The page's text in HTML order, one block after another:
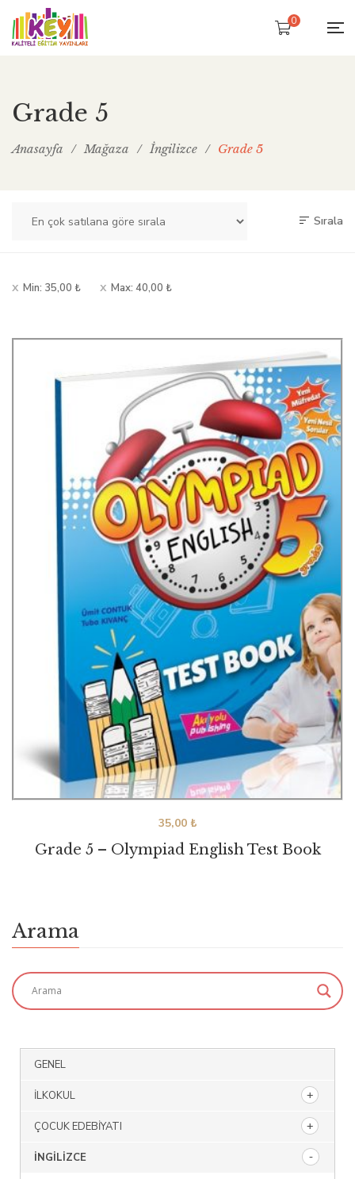
0
Grade 5
Anasayfa / Mağaza / İngilizce / Grade 5
Sırala
Min: 35,00 ₺ Max: 40,00 ₺
Grade 5 – Olympiad English Test Book
35,00 ₺
Arama
GENEL
İLKOKUL
ÇOCUK EDEBIYATI
İNGILIZCE